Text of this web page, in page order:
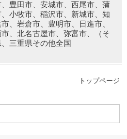
豊田市、安城市、西尾市、蒲
小牧市、稲沢市、新城市、知
、岩倉市、豊明市、日進市、
、北名古屋市、弥富市、（そ
三重県その他全国
トップページ